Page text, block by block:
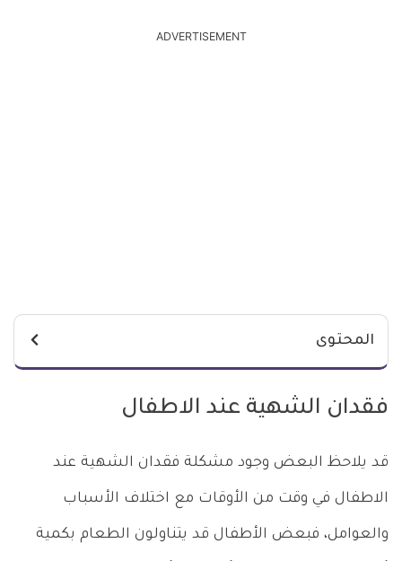
ADVERTISEMENT
المحتوى
فقدان الشهية عند الاطفال
قد يلاحظ البعض وجود مشكلة فقدان الشهية عند
الاطفال في وقت من الأوقات مع اختلاف الأسباب
والعوامل، فبعض الأطفال قد يتناولون الطعام بكمية